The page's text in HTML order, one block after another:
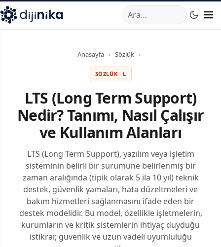
,Marmara Mahallesi,Beylikdüzü34520TRTelefon:0850
Anasayfa › Sözlük ›
SÖZLÜK · L
LTS (Long Term Support)
Nedir? Tanımı, Nasıl Çalışır
ve Kullanım Alanları
LTS (Long Term Support), yazılım veya işletim
sisteminin belirli bir sürümüne belirlenmiş bir
zaman aralığında (tipik olarak 5 ila 10 yıl) teknik
destek, güvenlik yamaları, hata düzeltmeleri ve
bakım hizmetleri sağlanmasını ifade eden bir
destek modelidir. Bu model, özellikle işletmelerin,
kurumların ve kritik sistemlerin ihtiyaç duyduğu
istikrar, güvenlik ve uzun vadeli uyumluluğu